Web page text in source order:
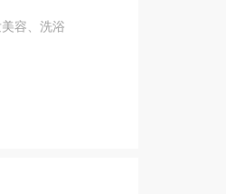
容、洗浴